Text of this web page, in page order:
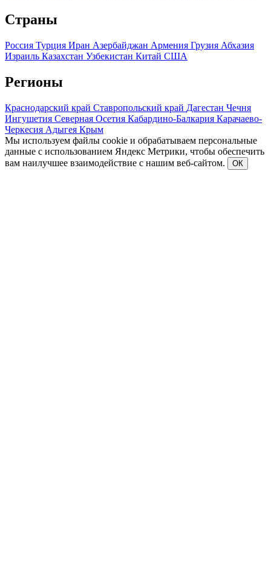
Страны
Россия Турция Иран Азербайджан Армения Грузия Абхазия
Израиль Казахстан Узбекистан Китай США
Регионы
Краснодарский край Ставропольский край Дагестан Чечня
Ингушетия Северная Осетия Кабардино-Балкария Карачаево-
Черкесия Адыгея Крым
Мы используем файлы cookie и обрабатываем персональные
данные с использованием Яндекс Метрики, чтобы обеспечить
вам наилучшее взаимодействие с нашим веб-сайтом.
ОК